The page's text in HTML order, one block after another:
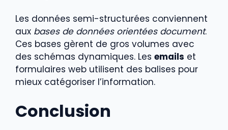
Les données semi-structurées conviennent
aux bases de données orientées document.
Ces bases gèrent de gros volumes avec
des schémas dynamiques. Les emails et
formulaires web utilisent des balises pour
mieux catégoriser l’information.
Conclusion